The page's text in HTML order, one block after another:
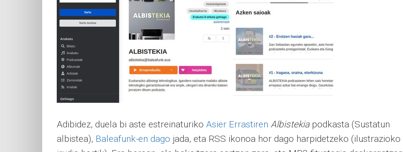
Adibidez, duela bi aste estreinaturiko Asier Errastiren Albistekiapodkasta (Sustatun
albistea), Baleafunk-en dago jada, eta RSS ikonoa hor dago harpidetzeko (ilustrazioko